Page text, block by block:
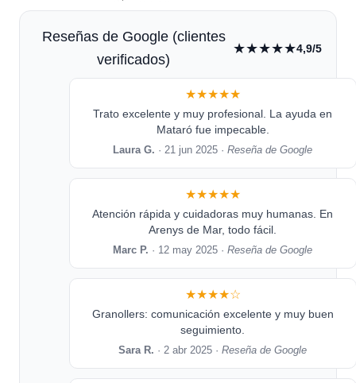
Reseñas de Google (clientes
verificados)
★★★★★4,9/5
★★★★★
Trato excelente y muy profesional. La ayuda en
Mataró fue impecable.
Laura G. · 21 jun 2025 ·Reseña de Google
★★★★★
Atención rápida y cuidadoras muy humanas. En
Arenys de Mar, todo fácil.
Marc P. · 12 may 2025 ·Reseña de Google
★★★★☆
Granollers: comunicación excelente y muy buen
seguimiento.
Sara R. · 2 abr 2025 ·Reseña de Google